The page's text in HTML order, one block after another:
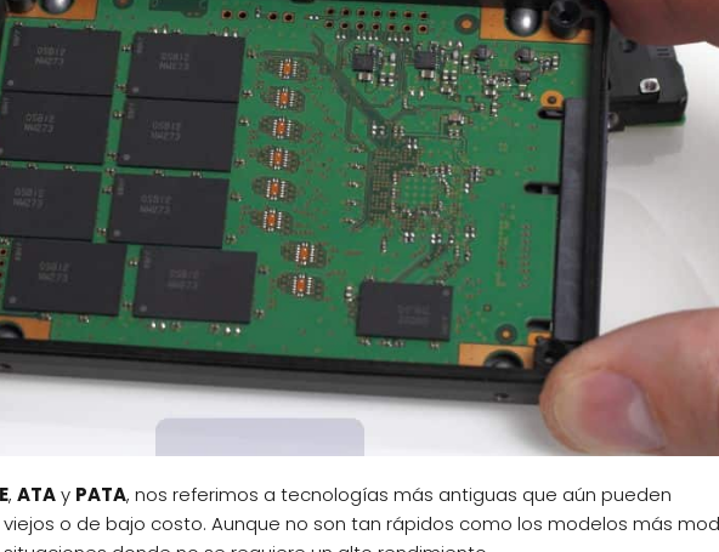
, ATAy PATA, nos referimos a tecnologías más antiguas que aún pueden
o de bajo costo. Aunque no son tan rápidos como los modelos más